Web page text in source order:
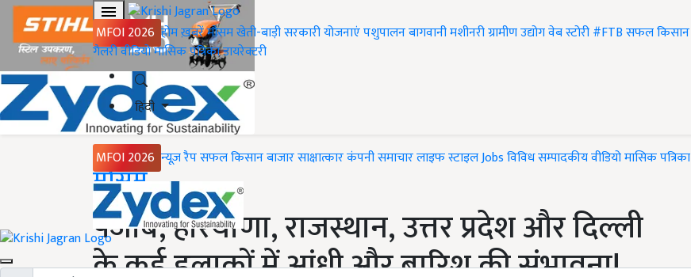
MFOI 2026 होमख़बरेंमौसमखेती-बाड़ीसरकारी योजनाएंपशुपालनबागवानीमशीनरीग्रामीण उद्योगवेब स्टोरी#FTBसफल किसान
गैलरीवीडियोमासिक पत्रिकाडायरेक्टरी
हिंदी
MFOI 2026 न्यूज़ रैपसफल किसानबाजारसाक्षात्कारकंपनी समाचारलाइफ स्टाइलJobsविविधसम्पादकीयवीडियोमासिक पत्रिका
Home
मौसम
पंजाब, हरियाणा, राजस्थान, उत्तर प्रदेश और दिल्ली
के कई इलाकों में आंधी और बारिश की संभावना!